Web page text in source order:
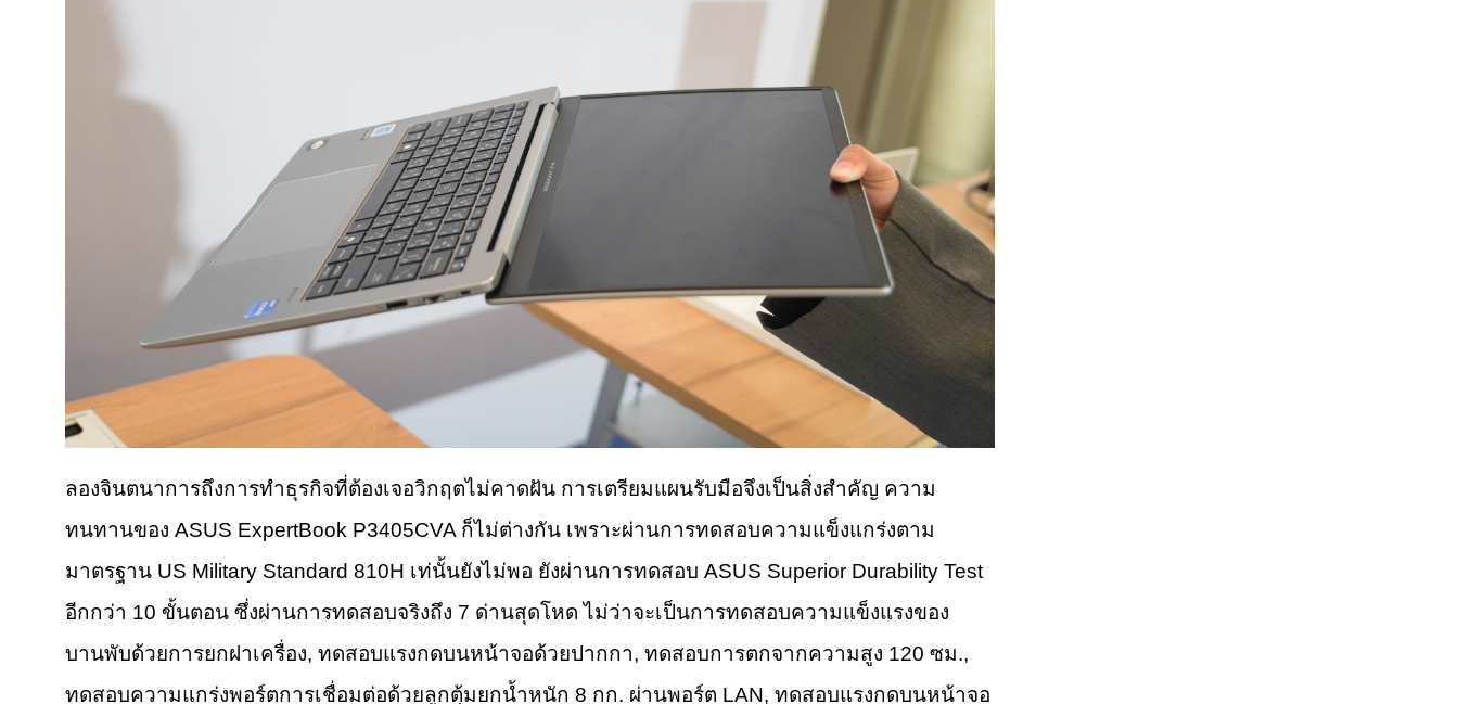
ลองจินตนาการถึงการทำธุรกิจที่ต้องเจอวิกฤตไม่คาดฝัน การเตรียมแผนรับมือจึงเป็นสิ่งสำคัญ ความ
ทนทานของ ASUS ExpertBook P3405CVA ก็ไม่ต่างกัน เพราะผ่านการทดสอบความแข็งแกร่งตาม
มาตรฐาน US Military Standard 810H เท่นั้นยังไม่พอ ยังผ่านการทดสอบ ASUS Superior Durability Test
อีกกว่า 10 ขั้นตอน ซึ่งผ่านการทดสอบจริงถึง 7 ด่านสุดโหด ไม่ว่าจะเป็นการทดสอบความแข็งแรงของ
บานพับด้วยการยกฝาเครื่อง, ทดสอบแรงกดบนหน้าจอด้วยปากกา, ทดสอบการตกจากความสูง 120 ซม.,
ทดสอบความแกร่งพอร์ตการเชื่อมต่อด้วยลูกตุ้มยกน้ำหนัก 8 กก. ผ่านพอร์ต LAN, ทดสอบแรงกดบนหน้าจอ